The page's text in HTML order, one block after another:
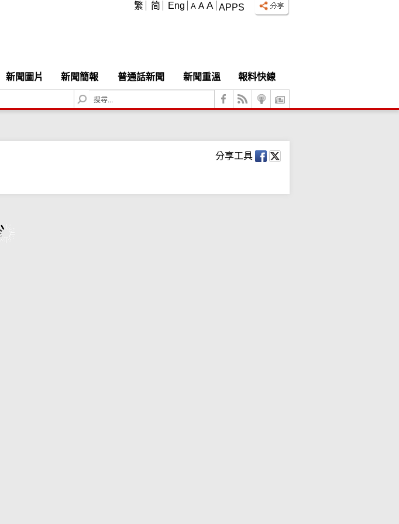
APPS
A A A
繁 简 Eng
新聞圖片 新聞簡報 普通話新聞 新聞重溫
報料快線
S
e
c
分享工具